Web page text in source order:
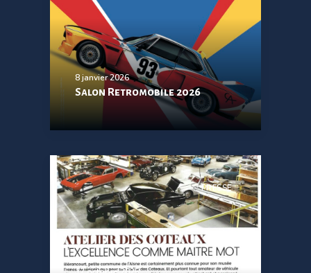
8 janvier 2026
Salon Retromobile 2026
PRESSE